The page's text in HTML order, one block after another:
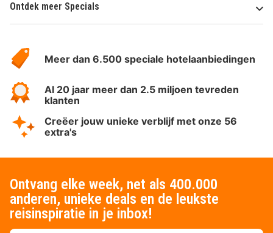
Ontdek meer Specials
HotelSpecials
Meer dan 6.500 speciale hotelaanbiedingen
Al 20 jaar meer dan 2.5 miljoen tevreden
klanten
Creëer jouw unieke verblijf met onze 56
extra's
Ontvang elke week, net als 400.000
anderen, unieke deals en de leukste
reisinspiratie in je inbox!